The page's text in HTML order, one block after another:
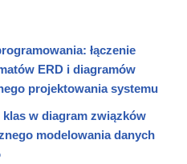
łączenie
ERD i diagramów
projektowania systemu
klas w diagram związków
modelowania danych